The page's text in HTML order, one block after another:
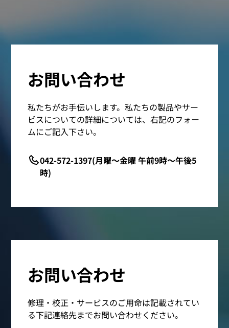
お問い合わせ
私たちがお手伝いします。私たちの製品やサー
ビスについての詳細については、右記のフォー
ムにご記入下さい。
042-572-1397(月曜～金曜 午前9時～午後5
時)
お問い合わせ
修理・校正・サービスのご用命は記載されてい
る下記連絡先までお問い合わせください。